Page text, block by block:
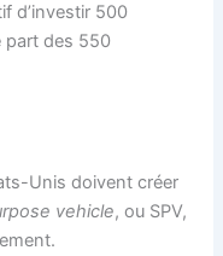
d’investir 500
part des 550
Unis doivent créer
vehicle, ou SPV,